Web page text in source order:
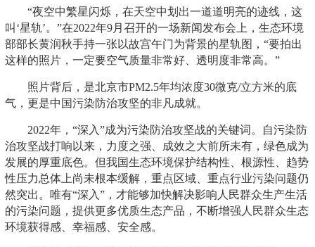
“夜空中繁星闪烁，在天空中划出一道道明亮的迹线，这
叫‘星轨’。”在2022年9月召开的一场新闻发布会上，生态环境
部部长黄润秋手持一张以故宫午门为背景的星轨图，“要拍出
这样的照片，一定要空气质量非常好、透明度非常高。”
照片背后，是北京市PM2.5年均浓度30微克/立方米的底
气，更是中国污染防治攻坚的非凡成就。
2022年，“深入”成为污染防治攻坚战的关键词。自污染防
治攻坚战打响以来，力度之强、成效之大前所未有，绿色成为
发展的厚重底色。但我国生态环境保护结构性、根源性、趋势
性压力总体上尚未根本缓解，重点区域、重点行业污染问题仍
然突出。唯有“深入”，才能够加快解决影响人民群众生产生活
的污染问题，提供更多优质生态产品，不断增强人民群众生态
环境获得感、幸福感、安全感。